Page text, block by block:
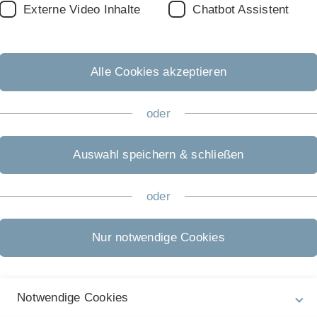
Zulassungsbeschränkung:
Universität Ulm
E-Mail mit dem Freischaltcode und der Aufforderung zur
Ulm
und laden die erforderlichen Unterlagen hoch.
Externe Video Inhalte Chatbot Assistent
Alle Cookies akzeptieren
oder
Auswahl speichern & schließen
oder
Nur notwendige Cookies
Notwendige Cookies